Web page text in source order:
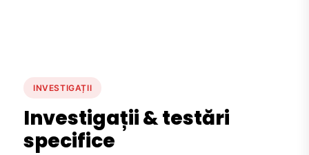
INVESTIGAȚII
Investigații & testări
specifice